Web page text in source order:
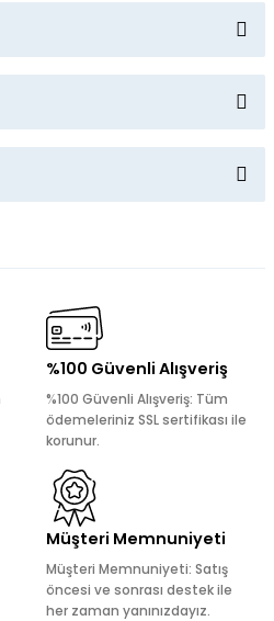
ederiz.
görüntülenemiyor.
pahalı.
olmalı.
%100 Güvenli Alışveriş
%100 Güvenli Alışveriş: Tüm
ödemeleriniz SSL sertifikası ile
korunur.
Müşteri Memnuniyeti
Müşteri Memnuniyeti: Satış
öncesi ve sonrası destek ile
her zaman yanınızdayız.